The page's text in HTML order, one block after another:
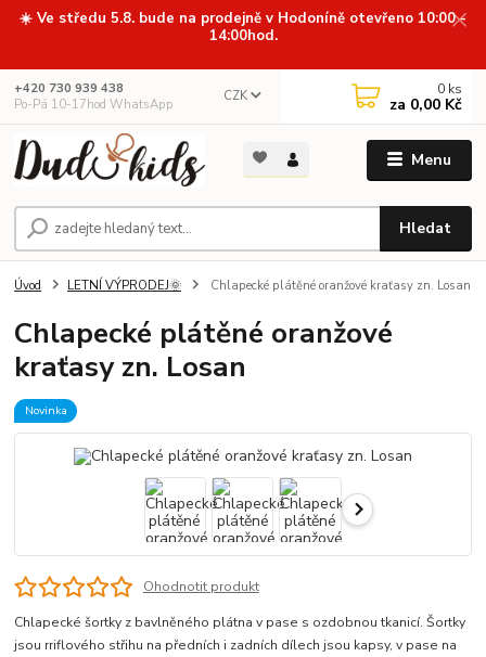
☀️ Ve středu 5.8. bude na prodejně v Hodoníně otevřeno 10:00 -
14:00hod.
Menu
CZK
Hledat
+420 730 939 438
Po-Pá 10-17hod WhatsApp
0 ks
za 0,00 Kč
Úvod LETNÍ VÝPRODEJ🌞 Chlapecké plátěné oranžové kraťasy zn. Losan
Chlapecké plátěné oranžové
kraťasy zn. Losan
Novinka
Ohodnotit produkt
Chlapecké šortky z bavlněného plátna v pase s ozdobnou tkanicí. Šortky
jsou rriflového střihu na předních i zadních dílech jsou kapsy, v pase na